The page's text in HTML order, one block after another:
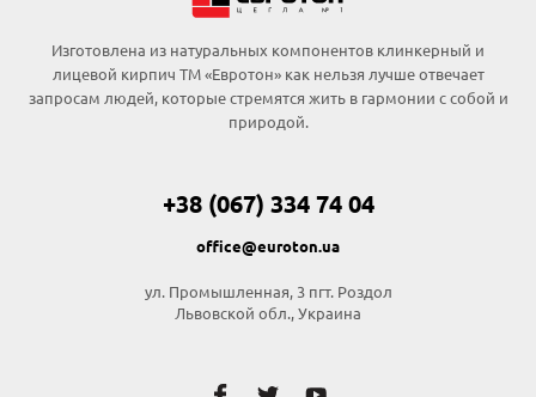
Изготовлена из натуральных компонентов клинкерный и
лицевой кирпич ТМ «Евротон» как нельзя лучше отвечает
запросам людей, которые стремятся жить в гармонии с собой и
природой.
+38 (067) 334 74 04
office@euroton.ua
ул. Промышленная, 3 пгт. Рoздoл
Львовской обл., Украина